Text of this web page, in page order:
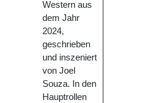
Western aus
dem Jahr
2024,
geschrieben
und inszeniert
von Joel
Souza. In den
Hauptrollen